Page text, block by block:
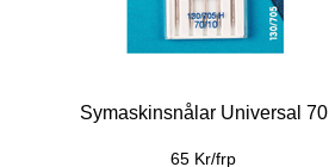
Symaskinsnålar Universal 70
65 Kr/frp